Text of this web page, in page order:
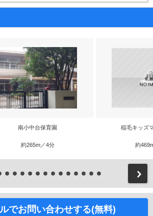
南小中台保育園
約265m／4分
稲毛キッズ
約
でお問い合わせする(無料)